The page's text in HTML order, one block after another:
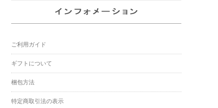
ご利用ガイド
ギフトについて
梱包方法
特定商取引法の表示